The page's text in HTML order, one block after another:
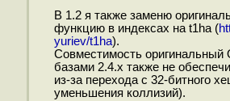
В 1.2 я также заменю
функцию в индексах на t1ha (
yuriev/t1ha).
Совместимость оригинальный
базами 2.4.x также не
из-за перехода с 32-битного
уменьшения коллизий).